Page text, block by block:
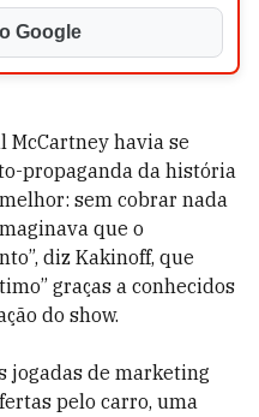
Google
McCartney havia se
propaganda da história
sem cobrar nada
que o
diz Kakinoff, que
graças a conhecidos
do show.
jogadas de marketing
pelo carro, uma